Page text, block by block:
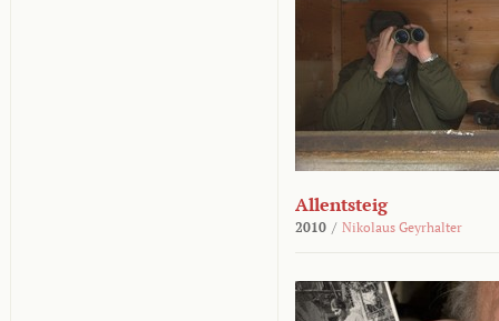
Allentsteig
2010 / Nikolaus Geyrhalter